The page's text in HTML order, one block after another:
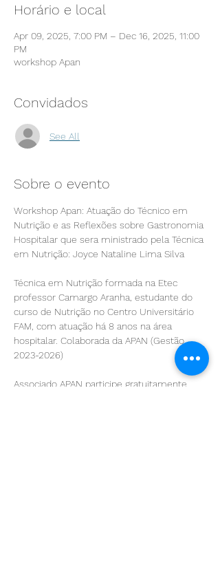
Horário e local
Apr 09, 2025, 7:00 PM – Dec 16, 2025, 11:00
PM
workshop Apan
Convidados
See All
Sobre o evento
Workshop Apan: Atuação do Técnico em
Nutrição e as Reflexões sobre Gastronomia
Hospitalar que sera ministrado pela Técnica
em Nutrição: Joyce Nataline Lima Silva
Técnica em Nutrição formada na Etec
professor Camargo Aranha, estudante do
curso de Nutrição no Centro Universitário
FAM, com atuação há 8 anos na área
hospitalar. Colaborada da APAN (Gestão
2023-2026)
Associado APAN participe gratuitamente.